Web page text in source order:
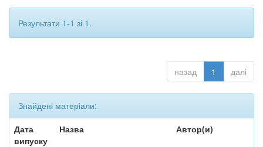
Результати 1-1 зі 1.
назад 1 далі
Знайдені матеріали:
Дата
випуску
Назва Автор(и)